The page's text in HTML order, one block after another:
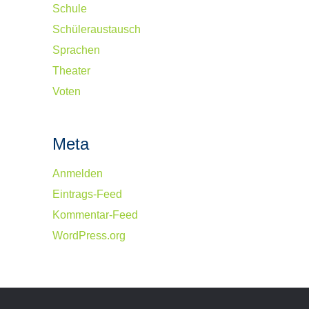
Schule
Schüleraustausch
Sprachen
Theater
Voten
Meta
Anmelden
Eintrags-Feed
Kommentar-Feed
WordPress.org